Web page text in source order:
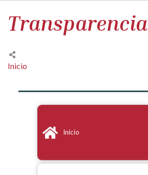
Transparencia
Inicio
Inicio